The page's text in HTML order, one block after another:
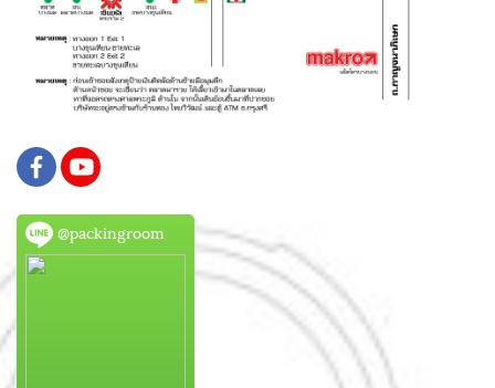
@packingroom